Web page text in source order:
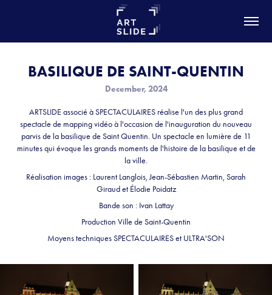
BASILIQUE DE SAINT-QUENTIN
December, 2024
ARTSLIDE associé à SPECTACULAIRES réalise l'un des plus grand
spectacle de mapping vidéo à l'occasion de l'inauguration du nouveau
parvis de la basilique de Saint Quentin. Un spectacle en lumière de 11
minutes qui évoque les grands moments de l'histoire de la basilique et de
la ville.
Réalisation images : Laurent Langlois, Jean-Sébastien Martin, Sarah
Giraud et Élodie Poidatz
Bande son : Ivan Lattay
Production Ville de Saint-Quentin
Moyens techniques SPECTACULAIRES et ULTRA'SON